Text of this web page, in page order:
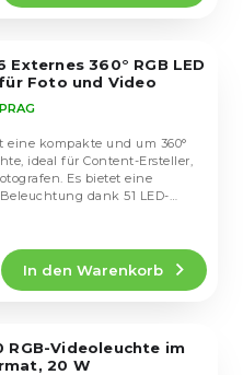
Externes 360° RGB LED
Foto und Video
In den Warenkorb
eine kompakte und um 360°
ideal für Content-Ersteller,
Es bietet eine
dank 51 LED-
RGB-Videoleuchte im
20 W